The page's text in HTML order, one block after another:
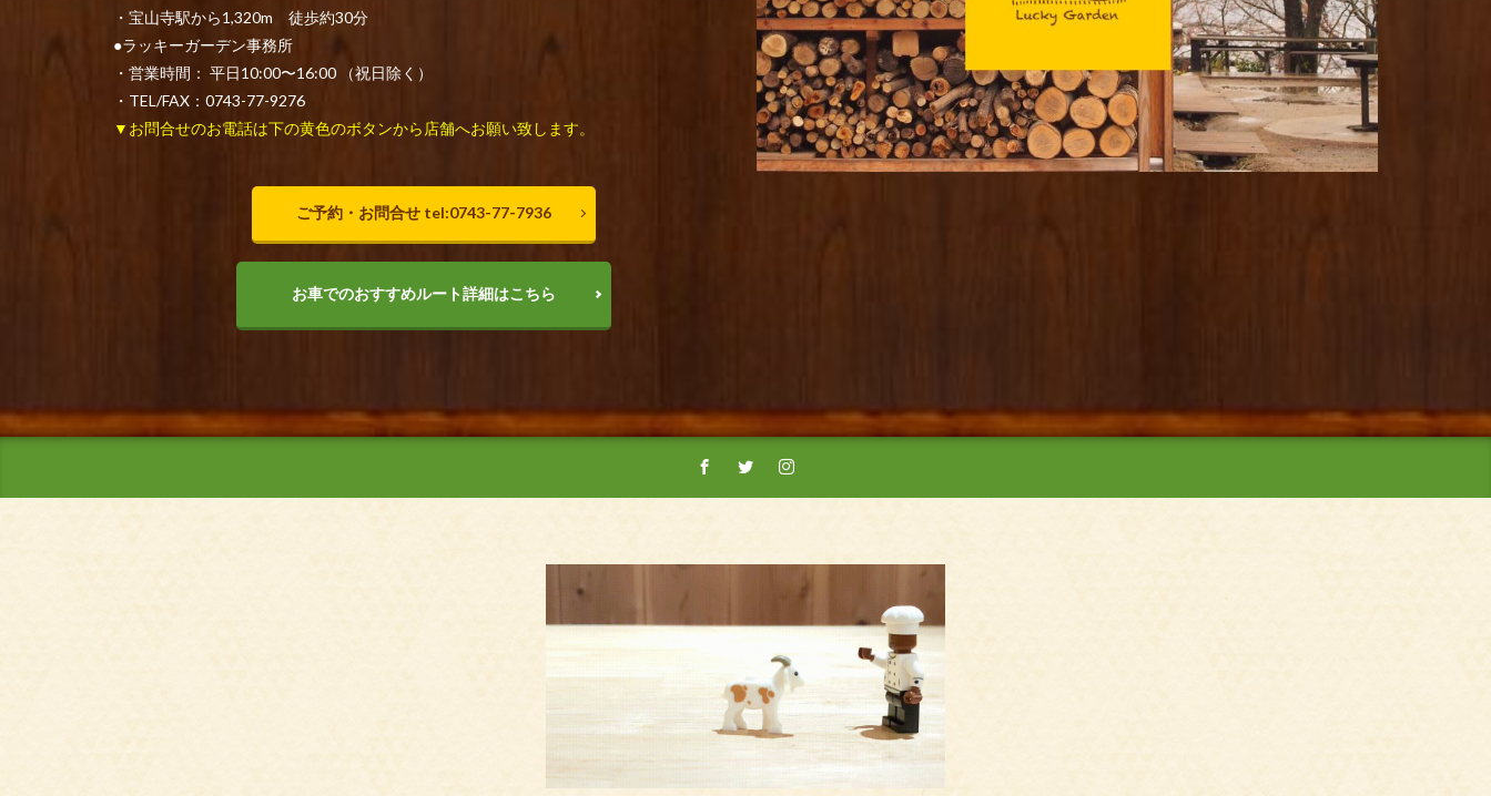
・宝山寺駅から1,320m 徒歩約30分
●ラッキーガーデン事務所
・営業時間： 平日10:00〜16:00 （祝日除く）
・TEL/FAX：0743-77-9276
▼お問合せのお電話は下の黄色のボタンから店舗へお願い致します。
ご予約・お問合せ tel:0743-77-7936
お車でのおすすめルート詳細はこちら